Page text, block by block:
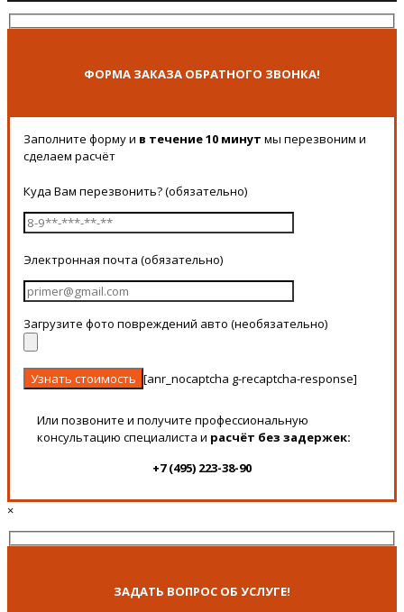
ФОРМА ЗАКАЗА ОБРАТНОГО ЗВОНКА!
Заполните форму и в течение 10 минут мы перезвоним и
сделаем расчёт
Куда Вам перезвонить? (обязательно)
Электронная почта (обязательно)
Загрузите фото повреждений авто (необязательно)
[anr_nocaptcha g-recaptcha-response]
Или позвоните и получите профессиональную
консультацию специалиста и расчёт без задержек:
+7 (495) 223-38-90
×
ЗАДАТЬ ВОПРОС ОБ УСЛУГЕ!